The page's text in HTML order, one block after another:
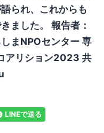
られ、これからも
ました。 報告者：
まNPOセンター 専
アリション2023 共
LINEで送る